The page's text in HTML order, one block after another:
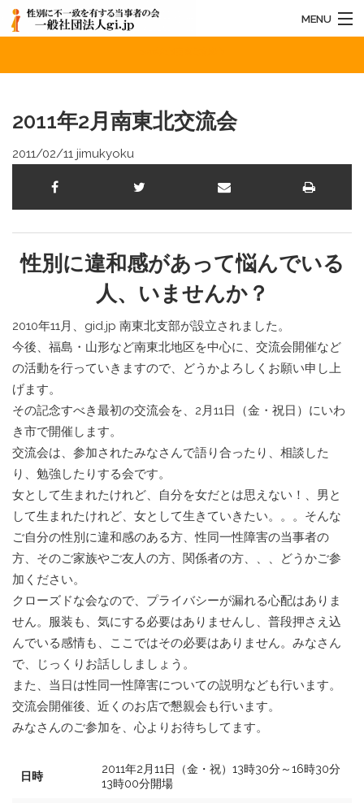
MENU
お知らせ
活動内容
2011年2月南東北交流会
2011/02/11 jimukyoku
性別に違和感があって悩んでいる
人、いませんか？
2010年11月、gid.jp 南東北支部が設立されました。
今後、福島・山形など南東北地区を中心に、交流会開催など
の活動を行っていきますので、どうかよろしくお願い申し上
げます。
その記念すべき最初の交流会を、2月11日（金・祝日）にいわ
き市で開催します。
交流会は、参加されたみなさんで語り合ったり、相談した
り、勉強したりする会です。
女として生まれたけれど、自分を女だとは思えない！、男と
して生まれたけれど、女として生きていきたい。。。そんな
ご自分の性別に違和感のある方、性同一性障害の当事者の
方、そのご家族やご友人の方、関係者の方、、、どうかご参
加ください。
クローズドな会なので、プライバシーが漏れる心配はありま
せん。服装も、気にする必要はありませんし、普段押さえ込
んでいる感情も、ここではその必要はありません。みなさん
で、じっくりお話ししましょう。
また、当日は性同一性障害についての説明なども行います。
交流会開催後、近くのお店で懇親会も行います。
みなさんのご参加を、心よりお待ちしてます。
日時
2011年2月11日（金・祝）13時30分～16時30分
13時00分開場